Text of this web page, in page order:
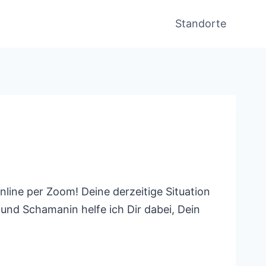
Standorte
per Zoom! Deine derzeitige Situation
Schamanin helfe ich Dir dabei, Dein